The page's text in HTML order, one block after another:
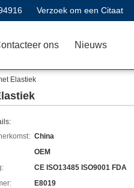
Verzoek om een Citaat
ons Nieuws
Elastiek
China
OEM
CE ISO13485 ISO9001 FDA
E8019